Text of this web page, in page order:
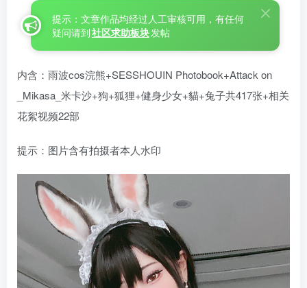
提示：文章作品均经过人工审核可用，有任何
疑问请到社区求助板块发帖
内含：雨波cos浣熊+SESSHOUIN Photobook+Attack on
_Mikasa_米卡沙+狗+狐狸+健身少女+貓+兔子共417张+相关
花絮视频22部
提示：图片含有拍摄者本人水印